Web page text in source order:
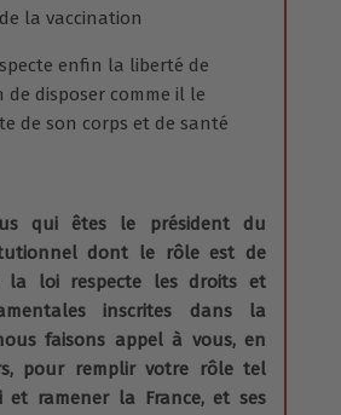
la vaccination
enfin la liberté de
de disposer comme il le
de son corps et de santé
qui êtes le président du
dont le rôle est de
la loi respecte les droits et
inscrites dans la
faisons appel à vous, en
pour remplir votre rôle tel
et ramener la France, et ses